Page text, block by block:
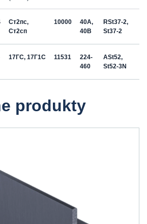
Ст2пс,
Ст2сп
10000
40A,
40B
RSt37-2,
St37-2
17ГС, 17Г1С 11531
224-
460
ASt52,
St52-3N
produkty